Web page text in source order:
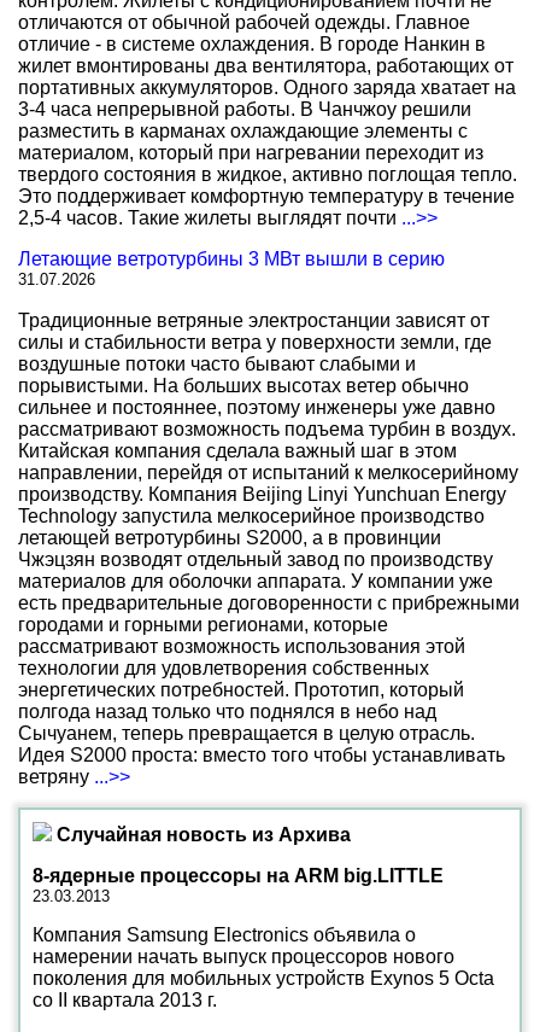
отличаются от обычной рабочей одежды. Главное
отличие - в системе охлаждения. В городе Нанкин в
жилет вмонтированы два вентилятора, работающих от
портативных аккумуляторов. Одного заряда хватает на
3-4 часа непрерывной работы. В Чанчжоу решили
разместить в карманах охлаждающие элементы с
материалом, который при нагревании переходит из
твердого состояния в жидкое, активно поглощая тепло.
Это поддерживает комфортную температуру в течение
2,5-4 часов. Такие жилеты выглядят почти ...>>
Летающие ветротурбины 3 МВт вышли в серию
31.07.2026
Традиционные ветряные электростанции зависят от
силы и стабильности ветра у поверхности земли, где
воздушные потоки часто бывают слабыми и
порывистыми. На больших высотах ветер обычно
сильнее и постояннее, поэтому инженеры уже давно
рассматривают возможность подъема турбин в воздух.
Китайская компания сделала важный шаг в этом
направлении, перейдя от испытаний к мелкосерийному
производству. Компания Beijing Linyi Yunchuan Energy
Technology запустила мелкосерийное производство
летающей ветротурбины S2000, а в провинции
Чжэцзян возводят отдельный завод по производству
материалов для оболочки аппарата. У компании уже
есть предварительные договоренности с прибрежными
городами и горными регионами, которые
рассматривают возможность использования этой
технологии для удовлетворения собственных
энергетических потребностей. Прототип, который
полгода назад только что поднялся в небо над
Сычуанем, теперь превращается в целую отрасль.
Идея S2000 проста: вместо того чтобы устанавливать
ветряну ...>>
Случайная новость из Архива
8-ядерные процессоры на ARM big.LITTLE
23.03.2013
Компания Samsung Electronics объявила о
намерении начать выпуск процессоров нового
поколения для мобильных устройств Exynos 5 Octa
со II квартала 2013 г.